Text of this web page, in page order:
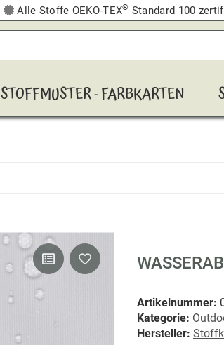
Alle Stoffe OEKO-TEX® Standard 100
STOFFMUSTER - FARBKARTEN
Artikelnummer:
Kategorie:
Hersteller: